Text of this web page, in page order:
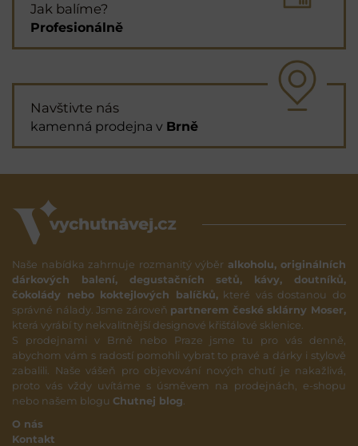
Jak balíme?
Profesionálně
Navštivte nás
kamenná prodejna v Brně
Naše nabídka zahrnuje rozmanitý výběr alkoholu, originálních
dárkových balení, degustačních setů, kávy, doutníků,
čokolády nebo koktejlových balíčků,které vás dostanou do
správné nálady. Jsme zároveň partnerem české sklárny Moser,
která vyrábí ty nekvalitnější designové křišťálové sklenice.
S prodejnami v Brně nebo Praze jsme tu pro vás denně,
abychom vám s radostí pomohli vybrat to pravé a dárky i stylově
zabalili. Naše vášeň pro objevování nových chutí je nakažlivá,
proto vás vždy uvítáme s úsměvem na prodejnách, e-shopu
nebo našem blogu Chutnej blog.
O nás
Kontakt